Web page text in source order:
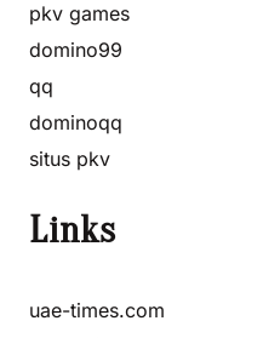
pkv games
domino99
qq
dominoqq
situs pkv
Links
uae-times.com